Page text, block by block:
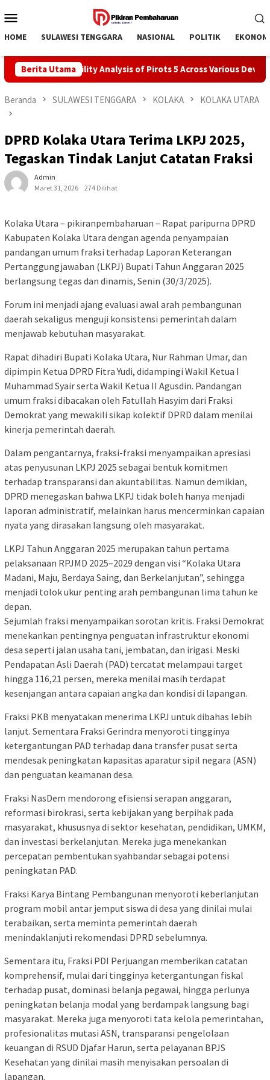
ke
Mobile
HOME SULAWESI TENGGARA NASIONAL POLITIK
Berita Utama
Compatibility Analysis of Pirots 5 Across Various Devices
Beranda SULAWESI TENGGARA KOLAKA KOLAKA UTARA
DPRD Kolaka Utara Terima LKPJ 2025,
Tegaskan Tindak Lanjut Catatan Fraksi
Admin
Maret 31, 2026
274 Dilihat
Kolaka Utara – pikiranpembaharuan – Rapat paripurna DPRD
Kabupaten Kolaka Utara dengan agenda penyampaian
pandangan umum fraksi terhadap Laporan Keterangan
Pertanggungjawaban (LKPJ) Bupati Tahun Anggaran 2025
berlangsung tegas dan dinamis, Senin (30/3/2025).
Forum ini menjadi ajang evaluasi awal arah pembangunan
daerah sekaligus menguji konsistensi pemerintah dalam
menjawab kebutuhan masyarakat.
Rapat dihadiri Bupati Kolaka Utara, Nur Rahman Umar, dan
dipimpin Ketua DPRD Fitra Yudi, didampingi Wakil Ketua I
Muhammad Syair serta Wakil Ketua II Agusdin. Pandangan
umum fraksi dibacakan oleh Fatullah Hasyim dari Fraksi
Demokrat yang mewakili sikap kolektif DPRD dalam menilai
kinerja pemerintah daerah.
Dalam pengantarnya, fraksi-fraksi menyampaikan apresiasi
atas penyusunan LKPJ 2025 sebagai bentuk komitmen
terhadap transparansi dan akuntabilitas. Namun demikian,
DPRD menegaskan bahwa LKPJ tidak boleh hanya menjadi
laporan administratif, melainkan harus mencerminkan capaian
nyata yang dirasakan langsung oleh masyarakat.
LKPJ Tahun Anggaran 2025 merupakan tahun pertama
pelaksanaan RPJMD 2025–2029 dengan visi “Kolaka Utara
Madani, Maju, Berdaya Saing, dan Berkelanjutan”, sehingga
menjadi tolok ukur penting arah pembangunan lima tahun ke
depan.
Sejumlah fraksi menyampaikan sorotan kritis. Fraksi Demokrat
menekankan pentingnya penguatan infrastruktur ekonomi
desa seperti jalan usaha tani, jembatan, dan irigasi. Meski
Pendapatan Asli Daerah (PAD) tercatat melampaui target
hingga 116,21 persen, mereka menilai masih terdapat
kesenjangan antara capaian angka dan kondisi di lapangan.
Fraksi PKB menyatakan menerima LKPJ untuk dibahas lebih
lanjut. Sementara Fraksi Gerindra menyoroti tingginya
ketergantungan PAD terhadap dana transfer pusat serta
mendesak peningkatan kapasitas aparatur sipil negara (ASN)
dan penguatan keamanan desa.
Fraksi NasDem mendorong efisiensi serapan anggaran,
reformasi birokrasi, serta kebijakan yang berpihak pada
masyarakat, khususnya di sektor kesehatan, pendidikan, UMKM,
dan investasi berkelanjutan. Mereka juga menekankan
percepatan pembentukan syahbandar sebagai potensi
peningkatan PAD.
Fraksi Karya Bintang Pembangunan menyoroti keberlanjutan
program mobil antar jemput siswa di desa yang dinilai mulai
terabaikan, serta meminta pemerintah daerah
menindaklanjuti rekomendasi DPRD sebelumnya.
Sementara itu, Fraksi PDI Perjuangan memberikan catatan
komprehensif, mulai dari tingginya ketergantungan fiskal
terhadap pusat, dominasi belanja pegawai, hingga perlunya
peningkatan belanja modal yang berdampak langsung bagi
masyarakat. Mereka juga menyoroti tata kelola pemerintahan,
profesionalitas mutasi ASN, transparansi pengelolaan
keuangan di RSUD Djafar Harun, serta pelayanan BPJS
Kesehatan yang dinilai masih menyisakan persoalan di
lapangan.